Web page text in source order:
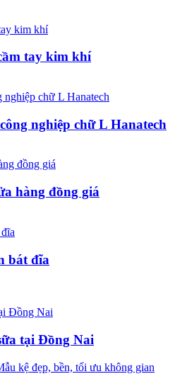
tay kim khí
nghiệp chữ L Hanatech
hàng đồng giá
bát đĩa
tại Đồng Nai